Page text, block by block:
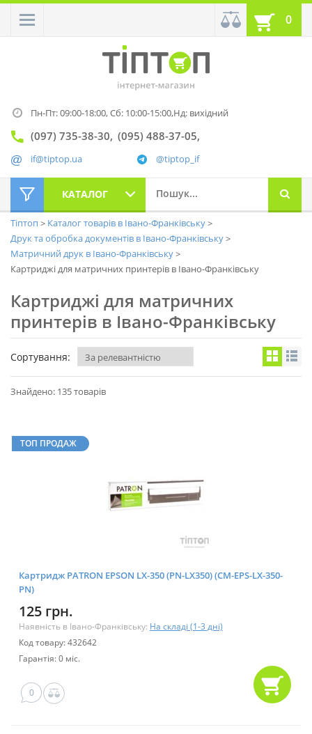
0
Пн-Пт: 09:00-18:00,Сб: 10:00-15:00,Нд: вихідний
(097) 735-38-30 (095) 488-37-05
@tiptop_if
if@tiptop.ua
КАТАЛОГ
Тіптоп
Каталог товарів в Івано-Франківську
Друк та обробка документів в Івано-Франківську
Матричний друк в Івано-Франківську
Картриджі для матричних принтерів в Івано-Франківську
Картриджі для матричних
принтерів в Івано-Франківську
Сортування:
Знайдено: 135 товарів
ТОП ПРОДАЖ
Картридж PATRON EPSON LX-350 (PN-LX350) (CM-EPS-LX-350-
PN)
125 грн.
Наявність в Івано-Франківську: На складі (1-3 дні)
Код товару: 432642
Гарантія: 0 міс.
0